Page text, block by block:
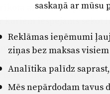
ar četriem
iespējams sekot
piesātinājuma
ar kustību
ar ārējām, elektriski
ventilācijas sistēma,
kavējot vīrusu,
saskaņā ar mūsu
Reklāmas ieņēmumi
ziņas bez maksas
Analītika palīdz
Mēs nepārdodam tavus